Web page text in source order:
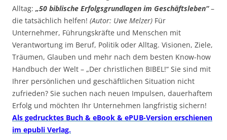
Alltag: „50 biblische Erfolgsgrundlagen im Geschäftsleben“–
die tatsächlich helfen! (Autor: Uwe Melzer) Für
Unternehmer, Führungskräfte und Menschen mit
Verantwortung im Beruf, Politik oder Alltag. Visionen, Ziele,
Träumen, Glauben und mehr nach dem besten Know-how
Handbuch der Welt – „Der christlichen BIBEL!“ Sie sind mit
Ihrer persönlichen und geschäftlichen Situation nicht
zufrieden? Sie suchen nach neuen Impulsen, dauerhaftem
Erfolg und möchten Ihr Unternehmen langfristig sichern!
Als gedrucktes Buch & eBook & ePUB-Version erschienen
im epubli Verlag.